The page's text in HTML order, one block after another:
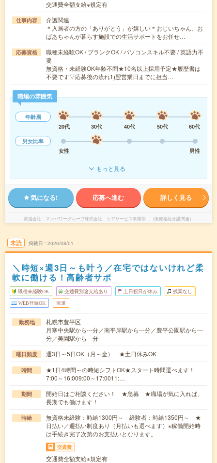
交通費全額支給※規定有
仕事内容
介護関連
＊入居者の方の「ありがとう」が嬉しい＊おじいちゃん、お
ばあちゃんが暮らす施設での生活サポートをお任せ…
応募資格
職種未経験OK / ブランクOK / パソコンスキル不要 / 英語力不
要
無資格・未経験OK年齢不問★10名以上採用予定★履歴書は
不要です▽応募後の流れ1)翌営業日までに担当…
職場の雰囲気
年齢層
20代
30代 40代 50代
60代
男女比率
女性
男性
もっと見る
気になる! 応募へ進む 詳しく見る
派遣会社 マンパワーグループ株式会社 ケアサービス事業部 （医療福祉介護関連）
未読 掲載日 2026/08/01
＼時短×週3日～も叶う／在宅ではないけれど柔
軟に働ける！高齢者サポ
職種未経験OK 交通費別途支給あり 土日祝日が休み 残業なし
WEB登録OK 派遣
勤務地
札幌市豊平区
月寒中央駅から---分／南平岸駅から---分／豊平公園駅から---
分／美園駅から---分
曜日頻度 週3日～5日OK（月～金） ★土日休みOK
時間
★1日4時間～の時短シフトOK★スタート時間選べます！
7:00～16:009:00～17:0011:…
期間
開始日はご相談ください！ ★急募 ★職場が気に入れば、
長期でも働けます！
時給
無資格未経験：時給1300円～ 経験者：時給1350円～ ★
日払い／週払い制度あり（月払いも選べます）※稼働開始時
は手続き完了次第のお支払いとなります。
交通費
交通費全額支給※規定有